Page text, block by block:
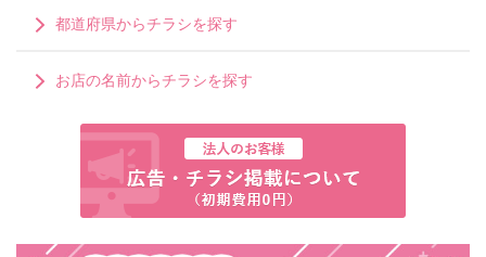
都道府県からチラシを探す
お店の名前からチラシを探す